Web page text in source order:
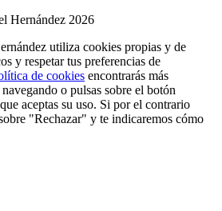
Hernández 2026
utiliza cookies propias y de
y respetar tus preferencias de
de cookies encontrarás más
o pulsas sobre el botón
aceptas su uso. Si por el contrario
"Rechazar" y te indicaremos cómo